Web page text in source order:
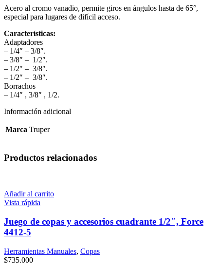
Acero al cromo vanadio, permite giros en ángulos hasta de 65°,
especial para lugares de difícil acceso.
Características:
Adaptadores
– 1/4″ – 3/8″.
– 3/8″ – 1/2″.
– 1/2″ – 3/8″.
– 1/2″ – 3/8″.
Borrachos
– 1/4″ , 3/8″ , 1/2.
Información adicional
Marca Truper
Productos relacionados
Añadir al carrito
Vista rápida
Juego de copas y accesorios cuadrante 1/2″, Force
4412-5
Herramientas Manuales, Copas
$735.000